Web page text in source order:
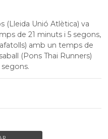
(Lleida Unió Atlètica) va
de 21 minuts i 5 segons,
amb un temps de
(Pons Thai Runners)